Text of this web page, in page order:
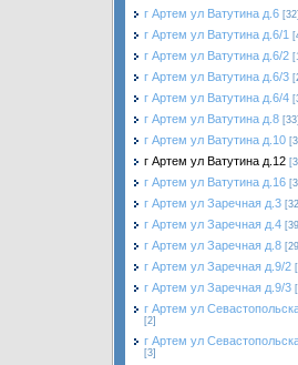
г Артем ул Ватутина д.6
г Артем ул Ватутина д.6/1
г Артем ул Ватутина д.6/2
г Артем ул Ватутина д.6/3
г Артем ул Ватутина д.6/4
г Артем ул Ватутина д.8
г Артем ул Ватутина д.10
г Артем ул Ватутина д.12
г Артем ул Ватутина д.16
г Артем ул Заречная д.3
г Артем ул Заречная д.4
г Артем ул Заречная д.8
г Артем ул Заречная д.9/2
г Артем ул Заречная д.9/3
г Артем ул
[2]
г Артем ул
[3]